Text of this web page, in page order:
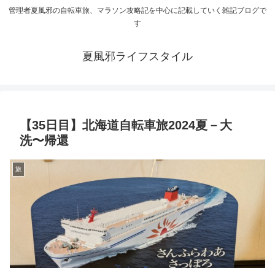
管理者夏風邪の自転車旅、マラソン攻略記を中心に記載していく雑記ブログで
す
夏風邪ライフスタイル
【35日目】北海道自転車旅2024夏－大
洗〜帰還
旅